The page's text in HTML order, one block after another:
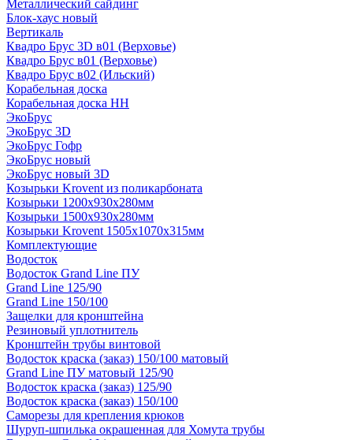
Металлический сайдинг
Блок-хаус новый
Вертикаль
Квадро Брус 3D в01 (Верховье)
Квадро Брус в01 (Верховье)
Квадро Брус в02 (Ильский)
Корабельная доска
Корабельная доска НН
ЭкоБрус
ЭкоБрус 3D
ЭкоБрус Гофр
ЭкоБрус новый
ЭкоБрус новый 3D
Козырьки Krovent из поликарбоната
Козырьки 1200х930х280мм
Козырьки 1500х930х280мм
Козырьки Krovent 1505х1070х315мм
Комплектующие
Водосток
Водосток Grand Line ПУ
Grand Line 125/90
Grand Line 150/100
Защелки для кронштейна
Резиновый уплотнитель
Кронштейн трубы винтовой
Водосток краска (заказ) 150/100 матовый
Grand Line ПУ матовый 125/90
Водосток краска (заказ) 125/90
Водосток краска (заказ) 150/100
Саморезы для крепления крюков
Шуруп-шпилька окрашенная для Хомута трубы